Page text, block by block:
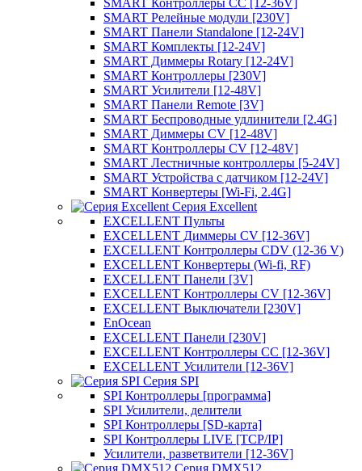
SMART Контроллеры CC [12-36V]
SMART Релейные модули [230V]
SMART Панели Standalone [12-24V]
SMART Комплекты [12-24V]
SMART Диммеры Rotary [12-24V]
SMART Контроллеры [230V]
SMART Усилители [12-48V]
SMART Панели Remote [3V]
SMART Беспроводные удлинители [2.4G]
SMART Диммеры CV [12-48V]
SMART Контроллеры CV [12-48V]
SMART Лестничные контроллеры [5-24V]
SMART Устройства с датчиком [12-24V]
SMART Конвертеры [Wi-Fi, 2.4G]
Серия Excellent
EXCELLENT Пульты
EXCELLENT Диммеры CV [12-36V]
EXCELLENT Контроллеры CDV (12-36 V)
EXCELLENT Конвертеры (Wi-fi, RF)
EXCELLENT Панели [3V]
EXCELLENT Контроллеры CV [12-36V]
EXCELLENT Выключатели [230V]
EnOcean
EXCELLENT Панели [230V]
EXCELLENT Контроллеры CC [12-36V]
EXCELLENT Усилители [12-36V]
Серия SPI
SPI Контроллеры [программа]
SPI Усилители, делители
SPI Контроллеры [SD-карта]
SPI Контроллеры LIVE [TCP/IP]
Усилители, разветвители [12-36V]
Серия DMX512